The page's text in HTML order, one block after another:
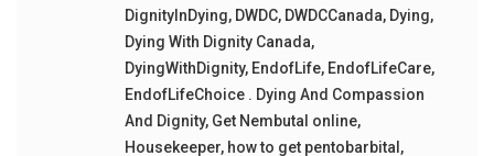
DignityInDying, DWDC, DWDCCanada, Dying,
Dying With Dignity Canada,
DyingWithDignity, EndofLife, EndofLifeCare,
EndofLifeChoice . Dying And Compassion
And Dignity, Get Nembutal online,
Housekeeper, how to get pentobarbital ,